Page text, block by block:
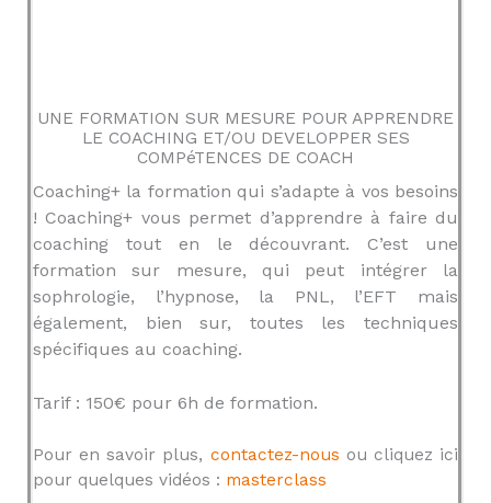
UNE FORMATION SUR MESURE POUR APPRENDRE
LE COACHING ET/OU DEVELOPPER SES
COMPéTENCES DE COACH
Coaching+ la formation qui s’adapte à vos besoins
! Coaching+ vous permet d’apprendre à faire du
coaching tout en le découvrant. C’est une
formation sur mesure, qui peut intégrer la
sophrologie, l’hypnose, la PNL, l’EFT mais
également, bien sur, toutes les techniques
spécifiques au coaching.
Tarif : 150€ pour 6h de formation.
Pour en savoir plus, contactez-nous ou cliquez ici
pour quelques vidéos : masterclass